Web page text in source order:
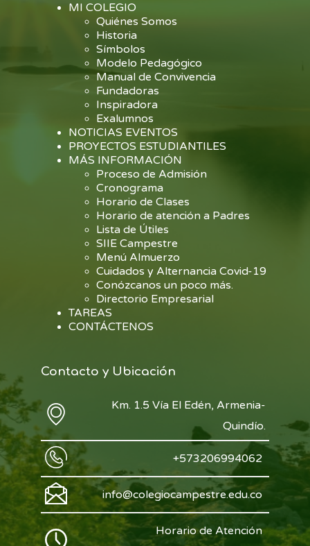
MI COLEGIO
Quiénes Somos
Historia
Símbolos
Modelo Pedagógico
Manual de Convivencia
Fundadoras
Inspiradora
Exalumnos
NOTICIAS EVENTOS
PROYECTOS ESTUDIANTILES
MÁS INFORMACIÓN
Proceso de Admisión
Cronograma
Horario de Clases
Horario de atención a Padres
Lista de Útiles
SIIE Campestre
Menú Almuerzo
Cuidados y Alternancia Covid-19
Conózcanos un poco más.
Directorio Empresarial
TAREAS
CONTÁCTENOS
Contacto y Ubicación
Km. 1.5 Vía El Edén, Armenia-
Quindío.
+573206994062
info@colegiocampestre.edu.co
Horario de Atención